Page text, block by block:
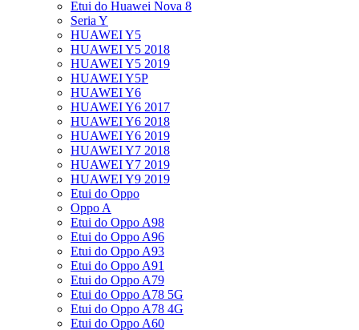
Etui do Huawei Nova 8
Seria Y
HUAWEI Y5
HUAWEI Y5 2018
HUAWEI Y5 2019
HUAWEI Y5P
HUAWEI Y6
HUAWEI Y6 2017
HUAWEI Y6 2018
HUAWEI Y6 2019
HUAWEI Y7 2018
HUAWEI Y7 2019
HUAWEI Y9 2019
Etui do Oppo
Oppo A
Etui do Oppo A98
Etui do Oppo A96
Etui do Oppo A93
Etui do Oppo A91
Etui do Oppo A79
Etui do Oppo A78 5G
Etui do Oppo A78 4G
Etui do Oppo A60